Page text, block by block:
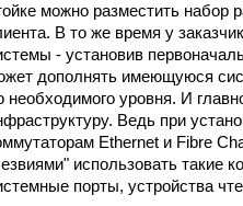
можно разместить набор
В то же время у
- установив
дополнять имеющуюся
необходимого уровня. И
Ведь при
Ethernet и Fibre
использовать такие
порты, устройства